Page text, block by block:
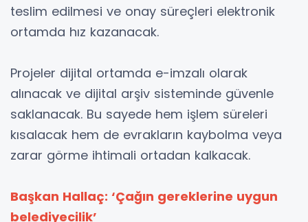
teslim edilmesi ve onay süreçleri elektronik
ortamda hız kazanacak.
Projeler dijital ortamda e-imzalı olarak
alınacak ve dijital arşiv sisteminde güvenle
saklanacak. Bu sayede hem işlem süreleri
kısalacak hem de evrakların kaybolma veya
zarar görme ihtimali ortadan kalkacak.
Başkan Hallaç: ‘Çağın gereklerine uygun
belediyecilik’